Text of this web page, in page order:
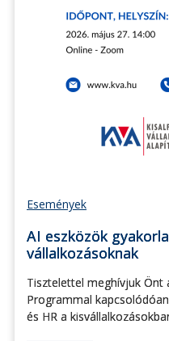
Események
AI eszközök
vállalkozásoknak
Tisztelettel meghívjuk Önt
Programmal
és HR a